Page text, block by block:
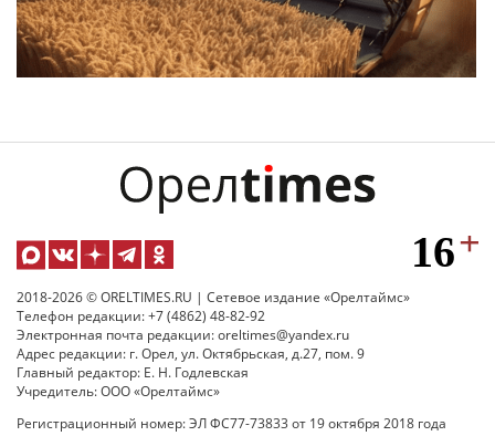
2018-2026 © ORELTIMES.RU | Сетевое издание «Орелтаймс»
Телефон редакции: +7 (4862) 48-82-92
Электронная почта редакции: oreltimes@yandex.ru
Адрес редакции: г. Орел, ул. Октябрьская, д.27, пом. 9
Главный редактор: Е. Н. Годлевская
Учредитель: ООО «Орелтаймс»
Регистрационный номер: ЭЛ ФС77-73833 от 19 октября 2018 года